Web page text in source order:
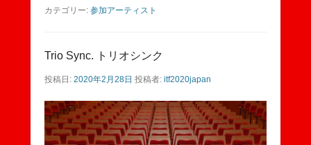
カテゴリー: 参加アーティスト
Trio Sync. トリオシンク
投稿日: 2020年2月28日 投稿者: itf2020japan